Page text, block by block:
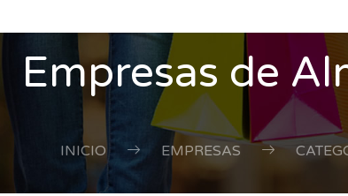
Empresas de
INICIO EMPRESAS